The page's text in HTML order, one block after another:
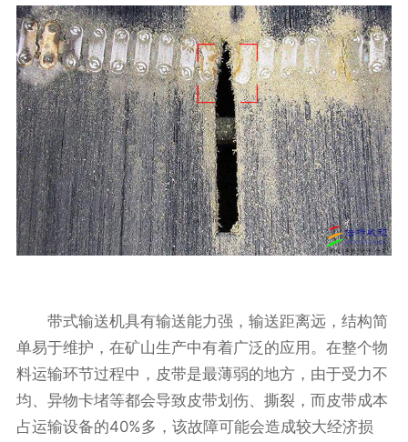
带式输送机具有输送能力强，输送距离远，结构简
单易于维护，在矿山生产中有着广泛的应用。在整个物
料运输环节过程中，皮带是最薄弱的地方，由于受力不
均、异物卡堵等都会导致皮带划伤、撕裂，而皮带成本
占运输设备的40%多，该故障可能会造成较大经济损